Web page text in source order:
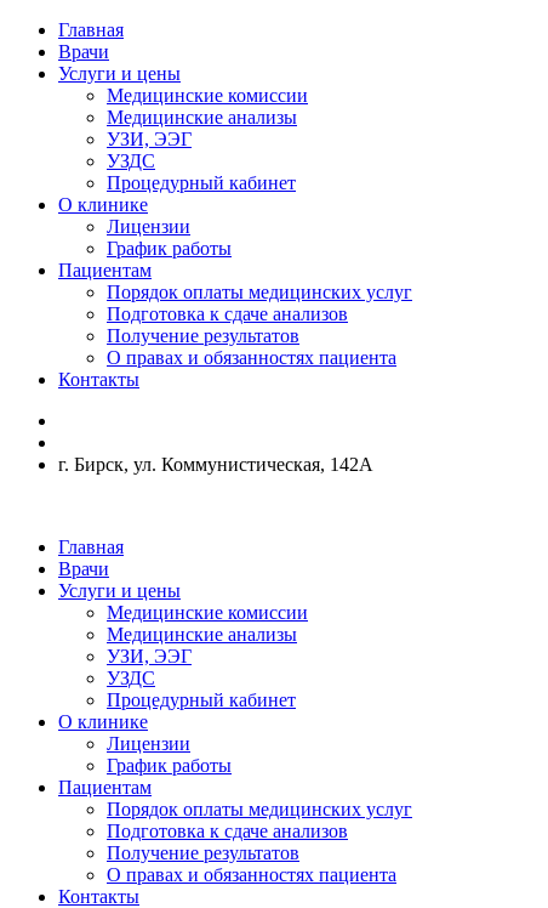
Главная
Врачи
Услуги и цены
Медицинские комиссии
Медицинские анализы
УЗИ, ЭЭГ
УЗДС
Процедурный кабинет
О клинике
Лицензии
График работы
Пациентам
Порядок оплаты медицинских услуг
Подготовка к сдаче анализов
Получение результатов
О правах и обязанностях пациента
Контакты
г. Бирск, ул. Коммунистическая, 142А
Главная
Врачи
Услуги и цены
Медицинские комиссии
Медицинские анализы
УЗИ, ЭЭГ
УЗДС
Процедурный кабинет
О клинике
Лицензии
График работы
Пациентам
Порядок оплаты медицинских услуг
Подготовка к сдаче анализов
Получение результатов
О правах и обязанностях пациента
Контакты